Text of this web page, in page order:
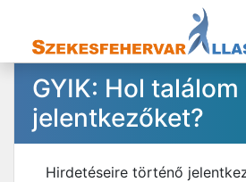
GYIK: Hol találom
jelentkezőket?
Hirdetéseire történő